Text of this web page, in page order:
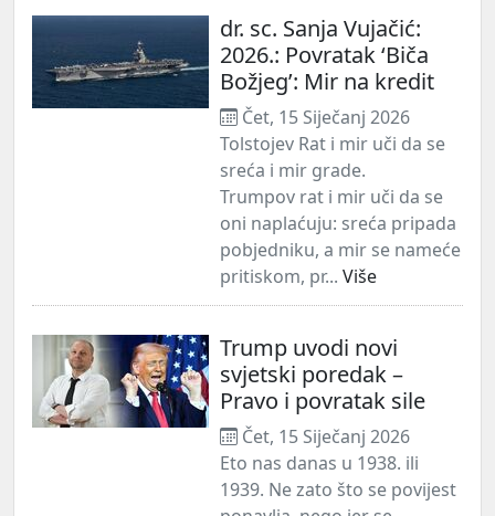
dr. sc. Sanja Vujačić:
2026.: Povratak ‘Biča
Božjeg’: Mir na kredit
Čet, 15 Siječanj 2026
Tolstojev Rat i mir uči da se
sreća i mir grade.
Trumpov rat i mir uči da se
oni naplaćuju: sreća pripada
pobjedniku, a mir se nameće
pritiskom, pr... Više
Trump uvodi novi
svjetski poredak –
Pravo i povratak sile
Čet, 15 Siječanj 2026
Eto nas danas u 1938. ili
1939. Ne zato što se povijest